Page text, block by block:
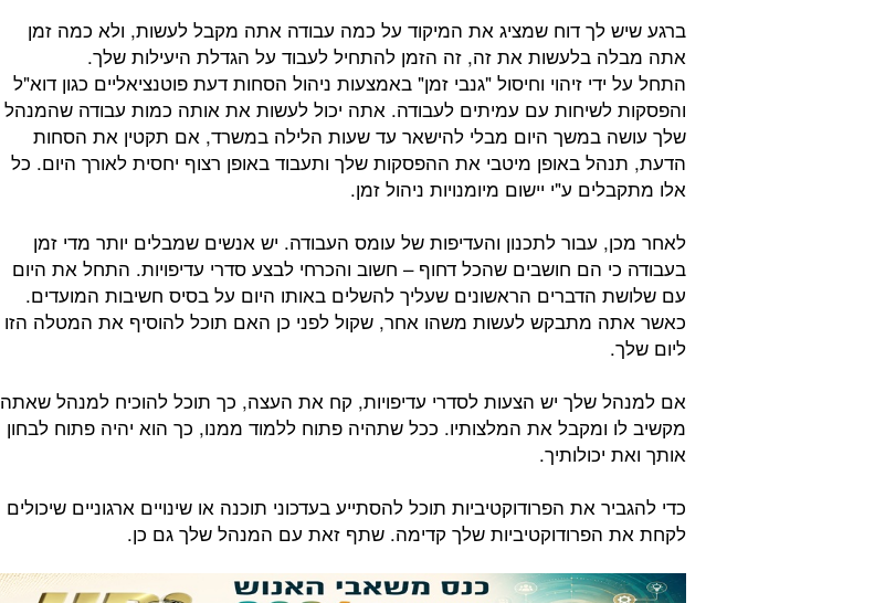
ברגע שיש לך דוח שמציג את המיקוד על כמה עבודה אתה מקבל לעשות, ולא כמה זמן
אתה מבלה בלעשות את זה, זה הזמן להתחיל לעבוד על הגדלת היעילות שלך.
התחל על ידי זיהוי וחיסול "גנבי זמן" באמצעות ניהול הסחות דעת פוטנציאליים כגון דוא"ל
והפסקות לשיחות עם עמיתים לעבודה. אתה יכול לעשות את אותה כמות עבודה שהמנהל
שלך עושה במשך היום מבלי להישאר עד שעות הלילה במשרד, אם תקטין את הסחות
הדעת, תנהל באופן מיטבי את ההפסקות שלך ותעבוד באופן רצוף יחסית לאורך היום. כל
אלו מתקבלים ע"י יישום מיומנויות ניהול זמן.
לאחר מכן, עבור לתכנון והעדיפות של עומס העבודה. יש אנשים שמבלים יותר מדי זמן
בעבודה כי הם חושבים שהכל דחוף – חשוב והכרחי לבצע סדרי עדיפויות. התחל את היום
עם שלושת הדברים הראשונים שעליך להשלים באותו היום על בסיס חשיבות המועדים.
כאשר אתה מתבקש לעשות משהו אחר, שקול לפני כן האם תוכל להוסיף את המטלה הזו
ליום שלך.
אם למנהל שלך יש הצעות לסדרי עדיפויות, קח את העצה, כך תוכל להוכיח למנהל שאתה
מקשיב לו ומקבל את המלצותיו. ככל שתהיה פתוח ללמוד ממנו, כך הוא יהיה פתוח לבחון
אותך ואת יכולותיך.
כדי להגביר את הפרודוקטיביות תוכל להסתייע בעדכוני תוכנה או שינויים ארגוניים שיכולים
לקחת את הפרודוקטיביות שלך קדימה. שתף זאת עם המנהל שלך גם כן.